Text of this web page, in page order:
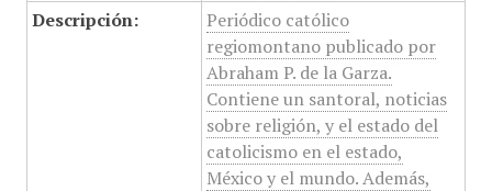
Descripción:
Periódico católico
regiomontano publicado por
Abraham P. de la Garza.
Contiene un santoral, noticias
sobre religión, y el estado del
catolicismo en el estado,
México y el mundo. Además,